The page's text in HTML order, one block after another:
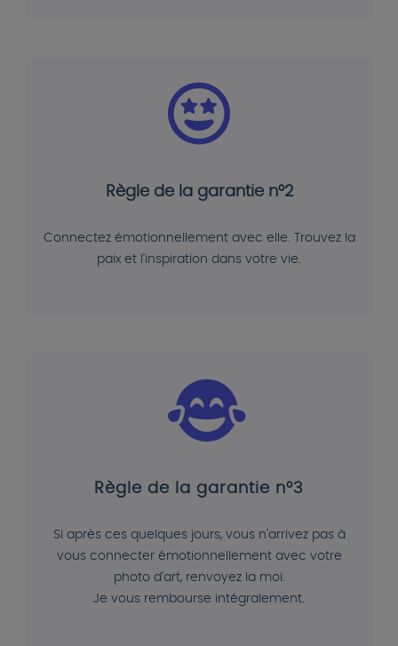
Règle de la garantie n°2
Connectez émotionnellement avec elle. Trouvez la
paix et l'inspiration dans votre vie.
Règle de la garantie n°3
Si après ces quelques jours, vous n'arrivez pas à
vous connecter émotionnellement avec votre
photo d'art, renvoyez la moi.
Je vous rembourse intégralement.